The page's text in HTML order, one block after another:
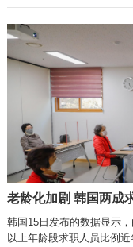
老龄化加剧 韩国两成
韩国15日发布的数据显示
以上年龄段求职人员比例